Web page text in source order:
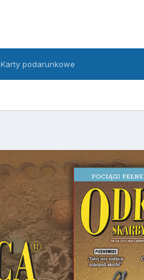
Karty podarunkowe